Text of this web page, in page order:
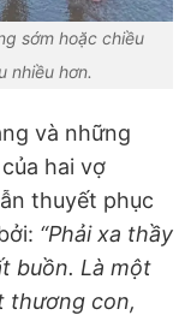
sớm hoặc chiều
nhiều hơn.
và những
hai vợ
thuyết phục
“Phải xa thầy
buồn. Là một
thương con,